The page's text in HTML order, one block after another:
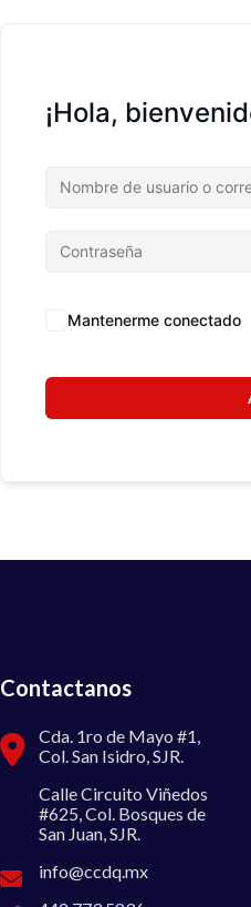
¡Hola,
Mantenerme conectado
Contactanos
Cda. 1ro de Mayo #1,
Col. San Isidro, SJR.
Calle Circuito Viñedos
#625, Col. Bosques de
San Juan, SJR.
info@ccdq.mx